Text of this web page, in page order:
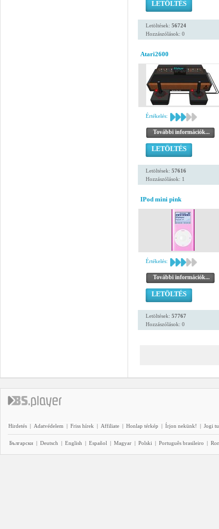
LETÖLTÉS
Letöltések: 56724
Hozzászólások: 0
Atari2600
Értékelés:
További információk...
LETÖLTÉS
Letöltések: 57616
Hozzászólások: 1
IPod mini pink
Értékelés:
További információk...
LETÖLTÉS
Letöltések: 57767
Hozzászólások: 0
Hirdetés | Adatvédelem | Friss hírek | Affiliate | Honlap térkép | Írjon nekünk! | Jogi
Български | Deutsch | English | Español | Magyar | Polski | Português brasileiro |